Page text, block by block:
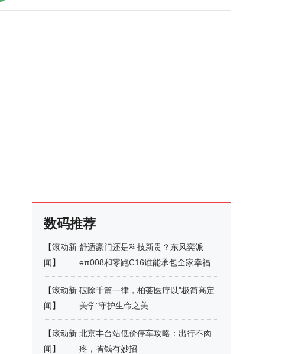
数码推荐
【滚动新
闻】
舒适豪门还是科技新贵？东风奕派
eπ008和零跑C16谁能承包全家幸福
【滚动新
闻】
破除千篇一律，柏荟医疗以"极简高定
美学"守护生命之美
【滚动新
闻】
北京丰台站低价停车攻略：出行不肉
疼，省钱有妙招​